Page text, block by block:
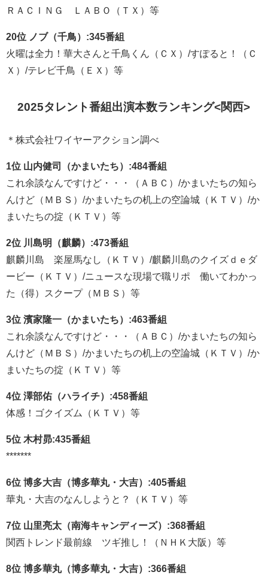
ＲＡＣＩＮＧ ＬＡＢＯ（ＴＸ）等
20位 ノブ（千鳥）:345番組
火曜は全力！華大さんと千鳥くん（ＣＸ）/すぽると！（Ｃ
Ｘ）/テレビ千鳥（ＥＸ）等
2025タレント番組出演本数ランキング<関西>
＊株式会社ワイヤーアクション調べ
1位 山内健司（かまいたち）:484番組
これ余談なんですけど・・・（ＡＢＣ）/かまいたちの知ら
んけど（ＭＢＳ）/かまいたちの机上の空論城（ＫＴＶ）/か
まいたちの掟（ＫＴＶ）等
2位 川島明（麒麟）:473番組
麒麟川島 楽屋馬なし（ＫＴＶ）/麒麟川島のクイズｄｅダ
ービー（ＫＴＶ）/ニュースな現場で職リポ 働いてわかっ
た（得）スクープ（ＭＢＳ）等
3位 濱家隆一（かまいたち）:463番組
これ余談なんですけど・・・（ＡＢＣ）/かまいたちの知ら
んけど（ＭＢＳ）/かまいたちの机上の空論城（ＫＴＶ）/か
まいたちの掟（ＫＴＶ）等
4位 澤部佑（ハライチ）:458番組
体感！ゴクイズム（ＫＴＶ）等
5位 木村昴:435番組
*******
6位 博多大吉（博多華丸・大吉）:405番組
華丸・大吉のなんしようと？（ＫＴＶ）等
7位 山里亮太（南海キャンディーズ）:368番組
関西トレンド最前線 ツギ推し！（ＮＨＫ大阪）等
8位 博多華丸（博多華丸・大吉）:366番組